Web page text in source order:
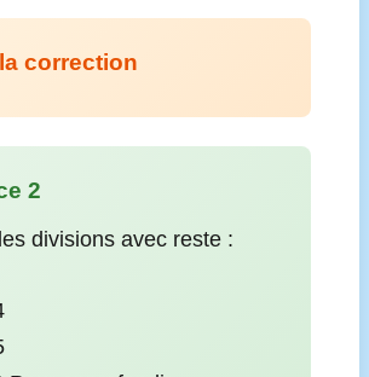
correction
2
divisions avec reste :